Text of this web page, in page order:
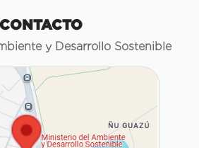
CONTACTO
y Desarrollo Sostenible